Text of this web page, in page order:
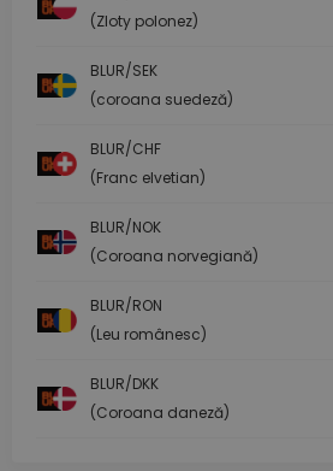
(Zloty polonez)
BLUR/SEK
(coroana suedeză)
BLUR/CHF
(Franc elvetian)
BLUR/NOK
(Coroana norvegiană)
BLUR/RON
(Leu românesc)
BLUR/DKK
(Coroana daneză)